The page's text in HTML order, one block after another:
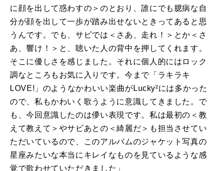
に顔を出して惑わすの＞のとおり、誰にでも臆病な自
分が顔を出して一歩が踏み出せないときってあると思
うんです。でも、サビでは＜さあ、走れ！＞とか＜さ
あ、響け！＞と、聴いた人の背中を押してくれます。
そこに優しさを感じました。それに個人的にはロック
調なところもお気に入りです。今まで「ラキラキ
LOVE! 」のようなかわいい楽曲が Lucky²には多かった
ので、私もかわいく歌うように意識してきました。で
も、今回意識したのは儚い表現です。私は最初の＜教
えて教えて＞やサビあとの＜綺麗だ＞も担当させてい
ただいているので、このアルバムのジャケット写真の
星座みたいな本当にキレイなものを見ているような感
覚で歌わせていただきました」